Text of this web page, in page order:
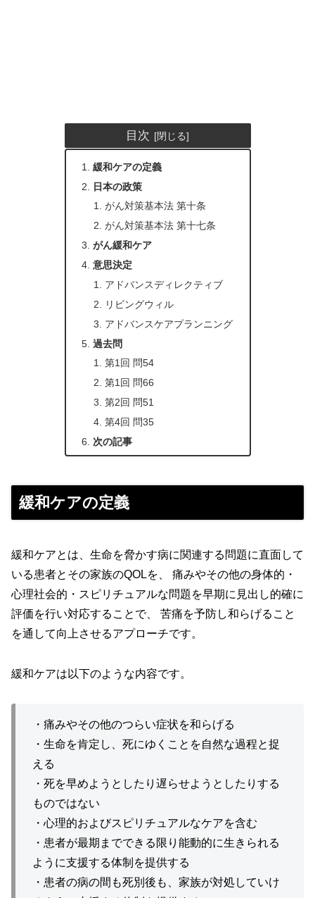
目次
緩和ケアの定義
日本の政策
がん対策基本法 第十条
がん対策基本法 第十七条
がん緩和ケア
意思決定
アドバンスディレクティブ
リビングウィル
アドバンスケアプランニング
過去問
第1回 問54
第1回 問66
第2回 問51
第4回 問35
次の記事
緩和ケアの定義
緩和ケアとは、生命を脅かす病に関連する問題に直面して
いる患者とその家族のQOLを、 痛みやその他の身体的・
心理社会的・スピリチュアルな問題を早期に見出し的確に
評価を行い対応することで、 苦痛を予防し和らげること
を通して向上させるアプローチです。
緩和ケアは以下のような内容です。
・痛みやその他のつらい症状を和らげる
・生命を肯定し、死にゆくことを自然な過程と捉
える
・死を早めようとしたり遅らせようとしたりする
ものではない
・心理的およびスピリチュアルなケアを含む
・患者が最期までできる限り能動的に生きられる
ように支援する体制を提供する
・患者の病の間も死別後も、家族が対処していけ